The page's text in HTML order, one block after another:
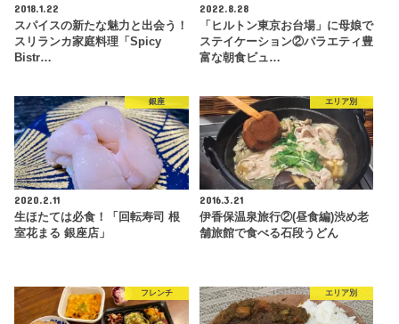
2018.1.22
スパイスの新たな魅力と出会う！
スリランカ家庭料理「Spicy
Bistr…
2022.8.28
「ヒルトン東京お台場」に母娘で
ステイケーション②バラエティ豊
富な朝食ビュ…
銀座
2020.2.11
生ほたては必食！「回転寿司 根
室花まる 銀座店」
エリア別
2016.3.21
伊香保温泉旅行②(昼食編)渋め老
舗旅館で食べる石段うどん
フレンチ エリア別